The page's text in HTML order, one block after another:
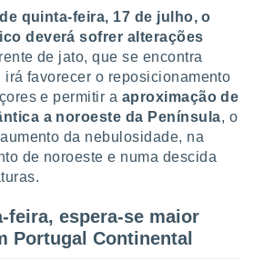
quinta-feira, 17 de julho, o
deverá sofrer alterações
de jato, que se encontra
irá favorecer o reposicionamento
e permitir a aproximação de
a noroeste da Península, o
da nebulosidade, na
de noroeste e numa descida
feira, espera-se maior
Portugal Continental